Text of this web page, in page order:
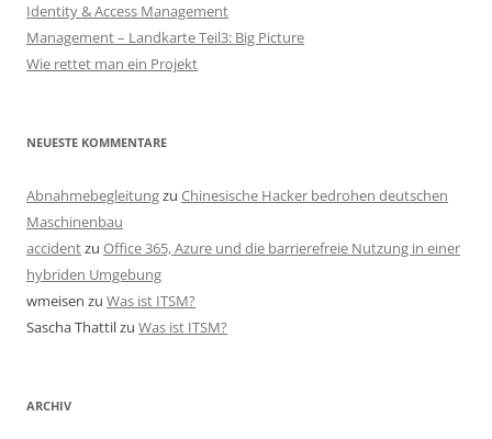
Identity & Access Management
Management – Landkarte Teil3: Big Picture
Wie rettet man ein Projekt
NEUESTE KOMMENTARE
Abnahmebegleitungzu Chinesische Hacker bedrohen deutschen
Maschinenbau
accidentzu Office 365, Azure und die barrierefreie Nutzung in einer
hybriden Umgebung
wmeisen zu Was ist ITSM?
Sascha Thattilzu Was ist ITSM?
ARCHIV